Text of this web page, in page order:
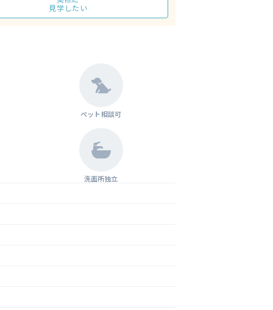
見学したい
ペット相談可
洗面所独立